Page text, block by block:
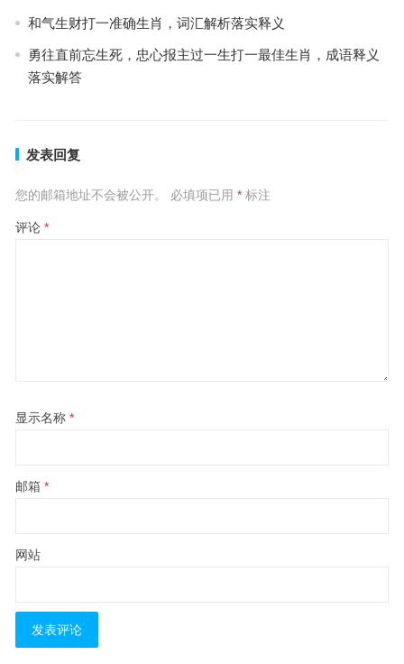
和气生财打一准确生肖，词汇解析落实释义
勇往直前忘生死，忠心报主过一生打一最佳生肖，成语释义
落实解答
发表回复
您的邮箱地址不会被公开。 必填项已用 *标注
评论 *
显示名称 *
邮箱 *
网站